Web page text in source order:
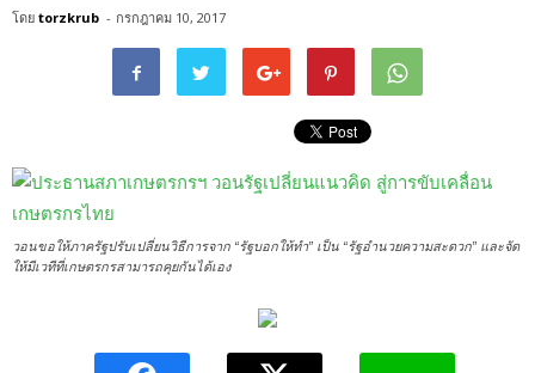
โดย torzkrub - กรกฎาคม 10, 2017
วอนขอให้ภาครัฐปรับเปลี่ยนวิธีการจาก “รัฐบอกให้ทำ” เป็น “รัฐอำนวยความสะดวก” และจัด
ให้มีเวทีที่เกษตรกรสามารถคุยกันได้เอง